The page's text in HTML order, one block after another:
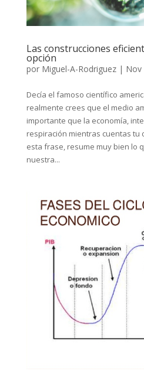
Las construcciones
opción
por Miguel-A-Rodriguez| Nov
Decía el famoso científico
realmente crees que el medio
importante que la economía,
respiración mientras cuentas tu
esta frase, resume muy bien lo
nuestra...